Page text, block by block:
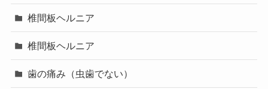
椎間板ヘルニア
椎間板ヘルニア
歯の痛み（虫歯でない）